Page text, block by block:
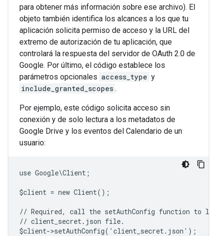
para obtener más información sobre ese archivo). El
objeto también identifica los alcances a los que tu
aplicación solicita permiso de acceso y la URL del
extremo de autorización de tu aplicación, que
controlará la respuesta del servidor de OAuth 2.0 de
Google. Por último, el código establece los
parámetros opcionales access_type y
include_granted_scopes .
Por ejemplo, este código solicita acceso sin
conexión y de solo lectura a los metadatos de
Google Drive y los eventos del Calendario de un
usuario:
use Google\Client;
$client = new Client();
// Required, call the setAuthConfig function to
// client_secret.json file.
$client->setAuthConfig('client_secret.json');